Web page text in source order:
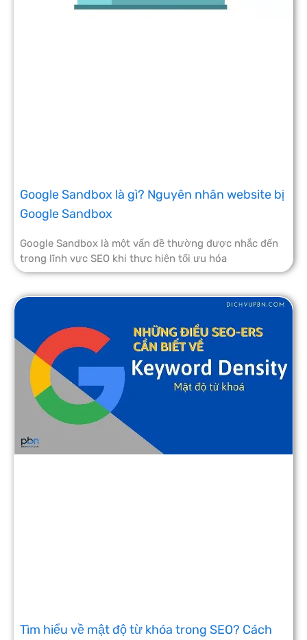
Google Sandbox là gì? Nguyên nhân website bị
Google Sandbox
Google Sandbox là một vấn đề thường được nhắc đến
trong lĩnh vực SEO khi thực hiện tối ưu hóa
Tìm hiểu về mật độ từ khóa trong SEO? Cách